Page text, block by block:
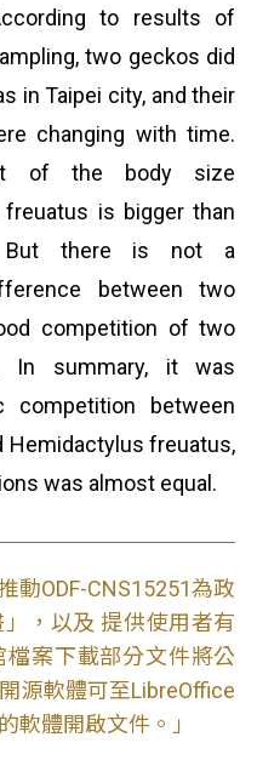
to results of
two geckos did
in Taipei city, and their
changing with time.
of the body size
is bigger than
But there is not a
between two
competition of two
In summary, it was
competition between
Hemidactylus freuatus,
was almost equal.
動ODF-CNS15251為政
，以及 提供使用者有
案下載部分文件將公
源軟體可至LibreOffice
軟體開啟文件。」